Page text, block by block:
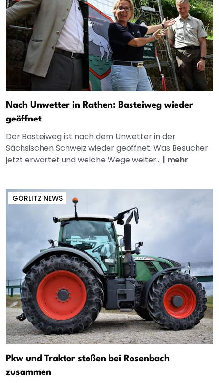
Nach Unwetter in Rathen: Basteiweg wieder
geöffnet
Der Basteiweg ist nach dem Unwetter in der
Sächsischen Schweiz wieder geöffnet. Was Besucher
jetzt erwartet und welche Wege weiter... | mehr
GÖRLITZ NEWS
Pkw und Traktor stoßen bei Rosenbach
zusammen